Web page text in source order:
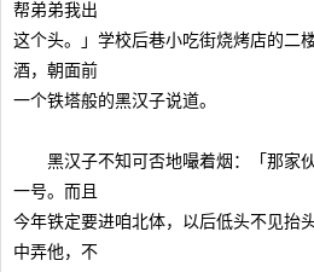
帮弟弟我出
这个头。」学校后巷小吃街烧烤店的二
酒，朝面前
一个铁塔般的黑汉子说道。
黑汉子不知可否地嘬着烟：「那家
一号。而且
今年铁定要进咱北体，以后低头不见抬
中弄他，不